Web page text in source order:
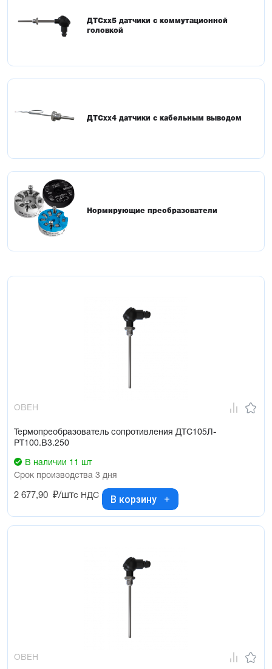
ДТСхх5 датчики с коммутационной
головкой
ДТСхх4 датчики с кабельным выводом
Нормирующие преобразователи
ОВЕН
Термопреобразователь сопротивления ДТС105Л-
РТ100.В3.250
В наличии 11 шт
Срок производства 3 дня
2 677,90 ₽/штс НДС В корзину
ОВЕН